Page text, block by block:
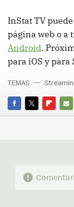
InStat TV
página web o a
Android.
para iOS y para
FACEBOOK
TWITTER
E-
TEMAS